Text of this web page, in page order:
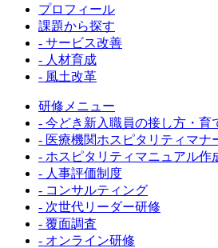
プロフィール
課題から探す
- サービス改善
- 人材育成
- 風土改革
研修メニュー
- 今どき新入職員の接し方・
- 医療機関ホスピタリティマナ
- ホスピタリティマニュアル作
- 人事評価制度
- コンサルティング
- 次世代リーダー研修
- 覆面調査
- オンライン研修